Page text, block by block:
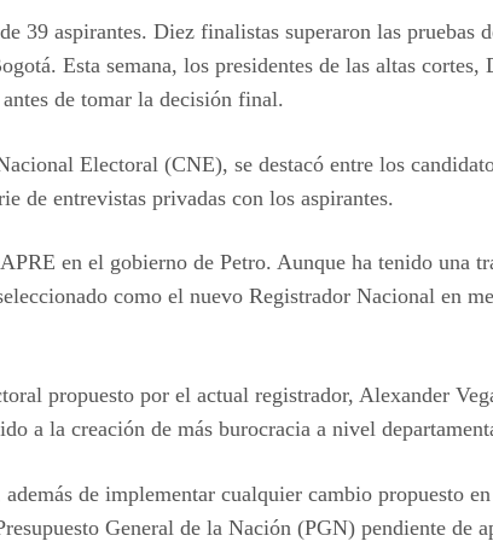
39 aspirantes. Diez finalistas superaron las pruebas
Esta semana, los presidentes de las altas cortes,
de tomar la decisión final.
Electoral (CNE), se destacó entre los
de entrevistas privadas con los aspirantes.
en el gobierno de Petro. Aunque ha tenido una
como el nuevo Registrador Nacional en
propuesto por el actual registrador, Alexander
a la creación de más burocracia a nivel
de implementar cualquier cambio propuesto
General de la Nación (PGN) pendiente de